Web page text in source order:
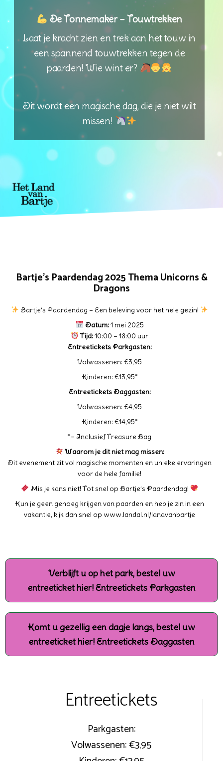
De Tonnemaker – Touwtrekken
Laat je kracht zien en trek aan het touw in
een spannend touwtrekken tegen de
paarden! Wie wint er?
Dit wordt een magische dag, die je niet wilt
missen!
Bartje's Paardendag 2025 Thema Unicorns &
Dragons
Bartje’s Paardendag – Een beleving voor het hele gezin!
Datum:1 mei 2025
Tijd:10:00 – 18:00 uur
Entreetickets Parkgasten:
Volwassenen: €3,95
Kinderen: €13,95*
Entreetickets Daggasten:
Volwassenen: €4,95
Kinderen: €14,95*
*= Inclusief Treasure Bag
Waarom je dit niet mag missen:
Dit evenement zit vol magische momenten en unieke ervaringen
voor de hele familie!
Mis je kans niet! Tot snel op Bartje’s Paardendag!
Kun je geen genoeg krijgen van paarden en heb je zin in een
vakantie, kijk dan snel op www.landal.nl/landvanbartje
Verblijft u op het park, bestel uw
entreeticket hier! Entreetickets Parkgasten
Komt u gezellig een dagje langs, bestel uw
entreeticket hier! Entreetickets Daggasten
Entreetickets
Parkgasten:
Volwassenen: €3,95